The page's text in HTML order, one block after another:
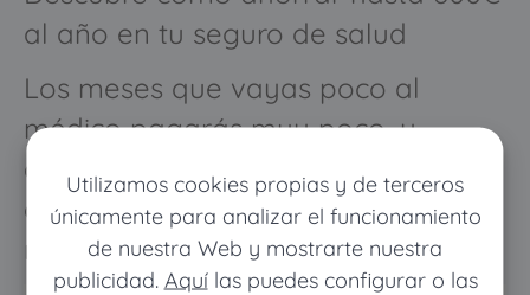
Utilizamos cookies propias y de terceros
únicamente para analizar el funcionamiento
de nuestra Web y mostrarte nuestra
publicidad. Aquílas puedes configurar o las
al año en tu seguro de salud
Los meses que vayas poco al
médico pagarás muy poco, y
cuando vayas mucho pagarás
como con un seguro médico
normal